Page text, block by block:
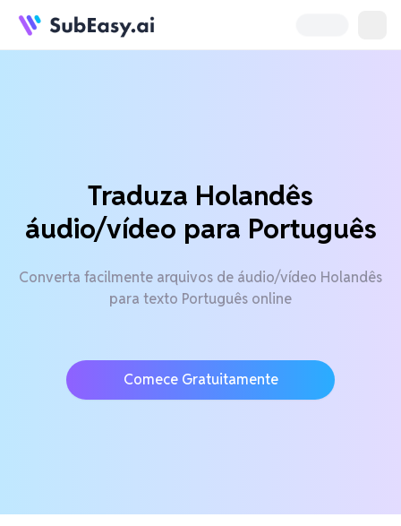
Traduza Holandês
áudio/vídeo para Português
Converta facilmente arquivos de áudio/vídeo Holandês
para texto Português online
Comece Gratuitamente